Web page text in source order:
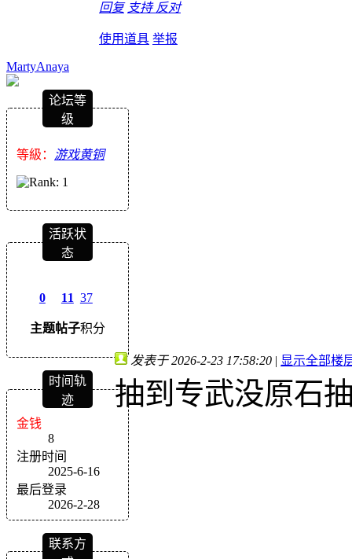
回复 支持 反对
使用道具 举报
MartyAnaya
论坛等
级
等級： 游戏黄铜
活跃状
态
0
主题
11
帖子
37
积分
时间轨
迹
金钱
8
注册时间
2025-6-16
最后登录
2026-2-28
联系方
发表于 2026-2-23 17:58:20 | 显示全部楼
抽到专武没原石